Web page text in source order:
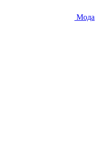
Мода